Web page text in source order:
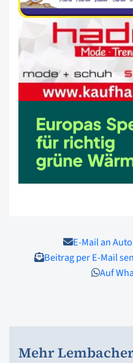
E-Mail an
Beitrag per E-Mail
Auf
Mehr